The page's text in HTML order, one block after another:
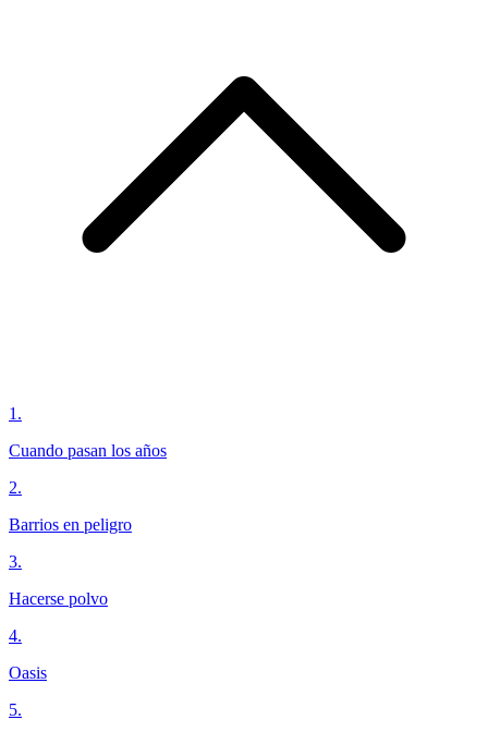
1 .
Cuando pasan los años
2.
Barrios en peligro
3.
Hacerse polvo
4.
Oasis
5.